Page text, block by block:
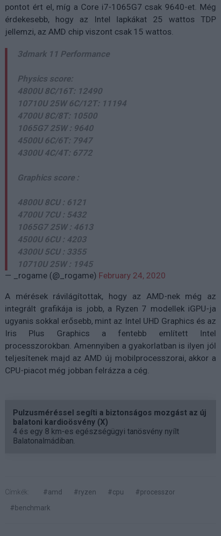
pontot ért el, míg a Core i7-1065G7 csak 9640-et. Még
érdekesebb, hogy az Intel lapkákat 25 wattos TDP
jellemzi, az AMD chip viszont csak 15 wattos.
3dmark 11 Performance
Physics score:
4800U 8C/16T: 12490
10710U 25W 6C/12T: 11194
4700U 8C/8T: 10500
1065G7 25W : 9640
4500U 6C/6T: 7947
4300U 4C/4T: 6772
Graphics score :
4800U 8CU : 6121
4700U 7CU : 5432
1065G7 25W : 4613
4500U 6CU : 4203
4300U 5CU : 3355
10710U 25W : 1945
— _rogame (@_rogame) February 24, 2020
A mérések rávilágítottak, hogy az AMD-nek még az
integrált grafikája is jobb, a Ryzen 7 modellek iGPU-ja
ugyanis sokkal erősebb, mint az Intel UHD Graphics és az
Iris Plus Graphics a fentebb említett Intel
processzorokban. Amennyiben a gyakorlatban is ilyen jól
teljesítenek majd az AMD új mobilprocesszorai, akkor a
CPU-piacot még jobban felrázza a cég.
Pulzusméréssel segíti a biztonságos mozgást az új
balatoni kardioösvény (X)
4 és egy 8 km-es egészségügyi tanösvény nyílt
Balatonalmádiban.
Címkék: #amd #ryzen #cpu
#processzor
#benchmark